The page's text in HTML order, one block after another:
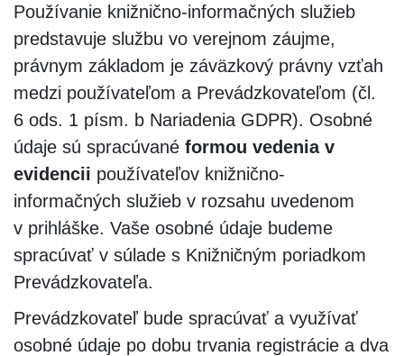
Používanie knižnično-informačných služieb
predstavuje službu vo verejnom záujme,
právnym základom je záväzkový právny vzťah
medzi používateľom a Prevádzkovateľom (čl.
6 ods. 1 písm. b Nariadenia GDPR). Osobné
údaje sú spracúvané formou vedenia v
evidencii používateľov knižnično-
informačných služieb v rozsahu uvedenom
v prihláške. Vaše osobné údaje budeme
spracúvať v súlade s Knižničným poriadkom
Prevádzkovateľa.
Prevádzkovateľ bude spracúvať a využívať
osobné údaje po dobu trvania registrácie a dva